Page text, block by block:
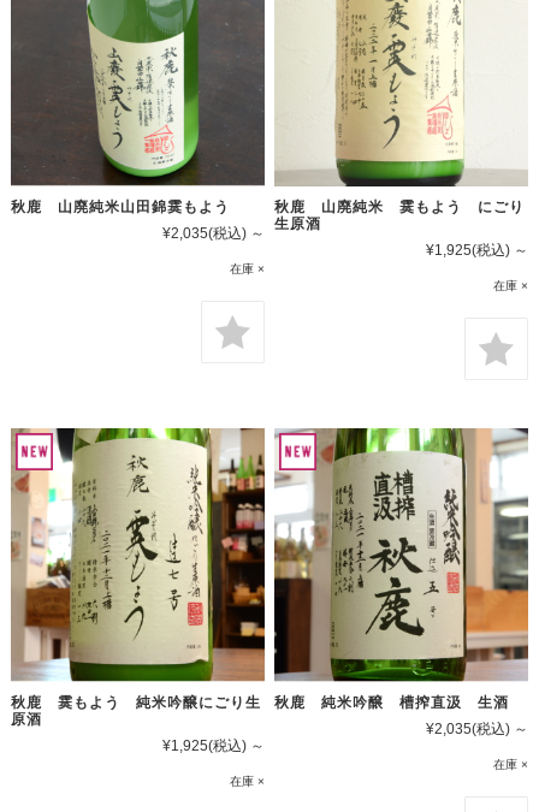
秋鹿 山廃純米山田錦霙もよう
¥2,035(税込) ～
在庫 ×
秋鹿 山廃純米 霙もよう にごり
生原酒
¥1,925(税込) ～
在庫 ×
秋鹿 霙もよう 純米吟醸にごり生
原酒
¥1,925(税込) ～
在庫 ×
秋鹿 純米吟醸 槽搾直汲 生酒
¥2,035(税込) ～
在庫 ×